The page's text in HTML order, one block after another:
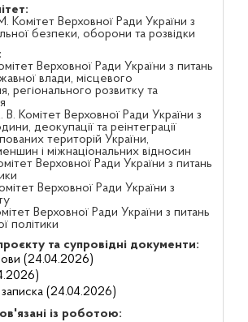
Комітет Верховної Ради України з
безпеки, оборони та розвідки
Верховної Ради України з питань
влади, місцевого
регіонального розвитку та
Комітет Верховної Ради України з
деокупації та реінтеграції
територій України,
і міжнаціональних відносин
Верховної Ради України з питань
Верховної Ради України з
Верховної Ради України з питань
політики
та супровідні документи:
(24.04.2026)
записка (24.04.2026)
із роботою: